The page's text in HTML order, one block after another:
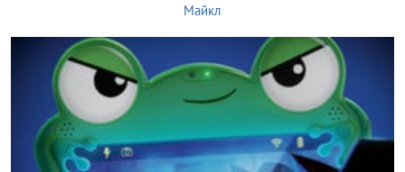
Майкл